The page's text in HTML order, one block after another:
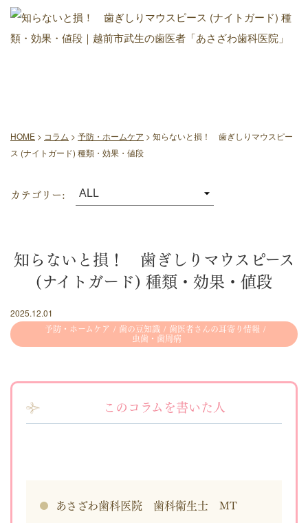
HOME > コラム > 予防・ホームケア > 知らないと損！ 歯ぎしりマウスピー
ス (ナイトガード) 種類・効果・値段
カテゴリー:
知らないと損！ 歯ぎしりマウスピース
(ナイトガード) 種類・効果・値段
2025.12.01
予防・ホームケア 歯の豆知識 歯医者さんの耳寄り情報
虫歯・歯周病
このコラムを書いた人
あさざわ歯科医院 歯科衛生士 MT